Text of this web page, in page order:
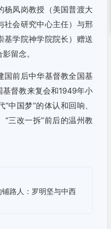
杨凤岗教授（美国普渡大
社会研究中心主任）与邢
基学院神学院院长）赠送
留念。
国前后中华基督教全国基
督教来复会和1949年小
中国梦”的体认和回响、
“三改一拆”前后的温州教
路人：罗明坚与中西